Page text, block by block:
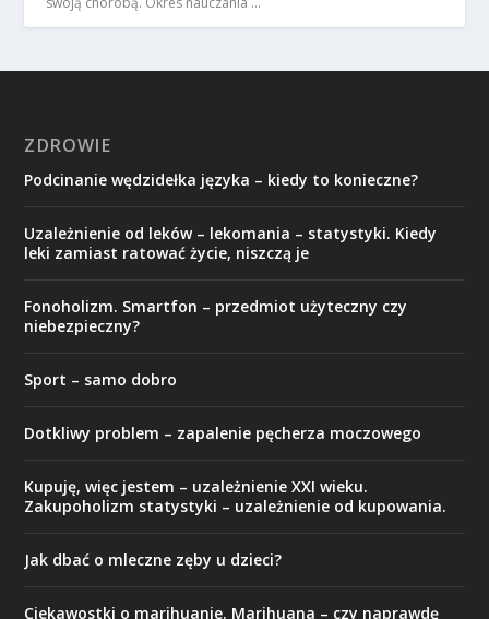
ZDROWIE
Podcinanie wędzidełka języka – kiedy to konieczne?
Uzależnienie od leków – lekomania – statystyki. Kiedy
leki zamiast ratować życie, niszczą je
Fonoholizm. Smartfon – przedmiot użyteczny czy
niebezpieczny?
Sport – samo dobro
Dotkliwy problem – zapalenie pęcherza moczowego
Kupuję, więc jestem – uzależnienie XXI wieku.
Zakupoholizm statystyki – uzależnienie od kupowania.
Jak dbać o mleczne zęby u dzieci?
Ciekawostki o marihuanie. Marihuana – czy naprawdę